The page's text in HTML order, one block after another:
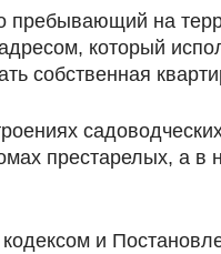
пребывающий на
который
собственная
престарелых, а в
и